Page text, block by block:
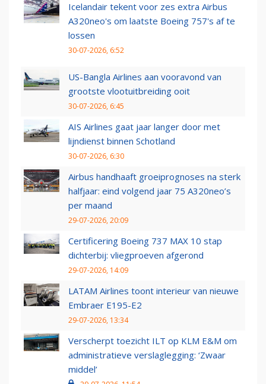
Icelandair tekent voor zes extra Airbus
A320neo's om laatste Boeing 757's af te
lossen
30-07-2026, 6:52
US-Bangla Airlines aan vooravond van
grootste vlootuitbreiding ooit
30-07-2026, 6:45
AIS Airlines gaat jaar langer door met
lijndienst binnen Schotland
30-07-2026, 6:30
Airbus handhaaft groeiprognoses na sterk
halfjaar: eind volgend jaar 75 A320neo’s
per maand
29-07-2026, 20:09
Certificering Boeing 737 MAX 10 stap
dichterbij: vliegproeven afgerond
29-07-2026, 14:09
LATAM Airlines toont interieur van nieuwe
Embraer E195-E2
29-07-2026, 13:34
Verscherpt toezicht ILT op KLM E&M om
administratieve verslaglegging: ‘Zwaar
middel’